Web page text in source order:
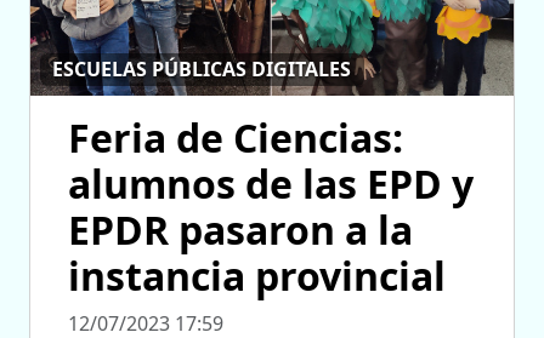
ESCUELAS PÚBLICAS DIGITALES
Feria de Ciencias:
alumnos de las EPD y
EPDR pasaron a la
instancia provincial
12/07/2023 17:59